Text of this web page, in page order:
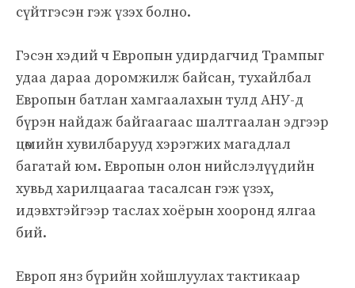
сүйтгэсэн гэж үзэх болно.
Гэсэн хэдий ч Европын удирдагчид Трампыг
удаа дараа доромжилж байсан, тухайлбал
Европын батлан ​​​​хамгаалахын тулд АНУ-д
бүрэн найдаж байгаагаас шалтгаалан эдгээр
цөмийн хувилбарууд хэрэгжих магадлал
багатай юм. Европын олон нийслэлүүдийн
хувьд харилцаагаа тасалсан гэж үзэх,
идэвхтэйгээр таслах хоёрын хооронд ялгаа
бий.
Европ янз бүрийн хойшлуулах тактикаар